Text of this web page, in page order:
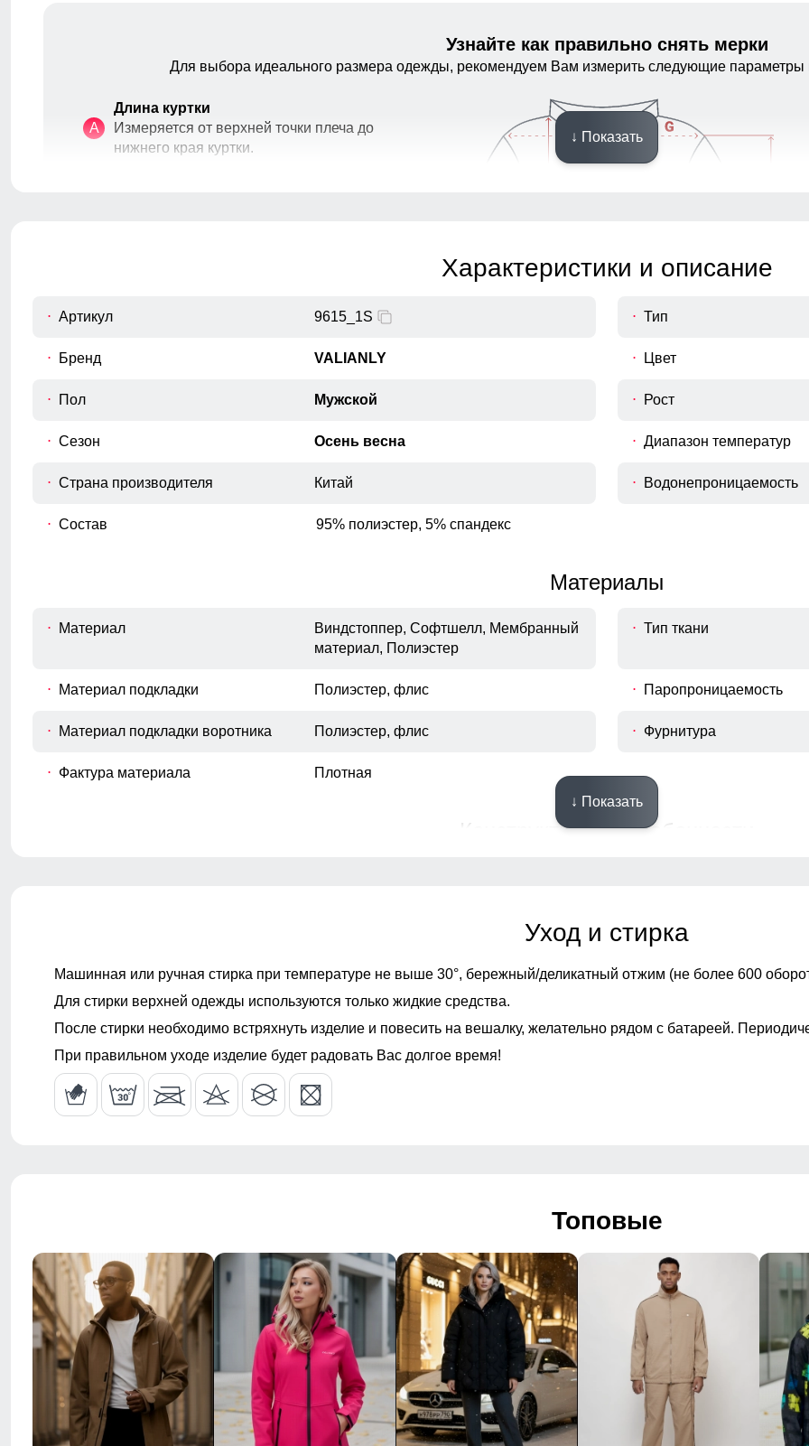
Узнайте как правильно снять мерки
Для выбора идеального размера одежды, рекомендуем Вам измерить следующие
A
Длина куртки
Измеряется от верхней точки плеча до
нижнего края куртки.
Измеряется вокруг самой широкой
части бедер и ягодиц.
↓ Показать
Характеристики и описание
Артикул 9615_1S
Бренд VALIANLY
Пол Мужской
Сезон Осень весна
Страна производителя Китай
Тип
Цвет
Рост
Диапазон температур
Водонепроницаемость
Состав 95% полиэстер, 5% спандекс
Материалы
Материал
Виндстоппер, Софтшелл, Мембранный
материал, Полиэстер
Материал подкладки Полиэстер, флис
Материал подкладки воротника Полиэстер, флис
Фактура материала Плотная
Тип ткани
Паропроницаемость
Фурнитура
Конструктивные особенности
Внутренние карманы Есть
влагозащитной молнии
Воротник Стояче-отложной
Опции капюшона
Декоративные
Внутренние швы
Дизайн и стиль
Стиль Повседневный, спортивный
Рисунок Однотонный, логотип, надписи
Коллекция Весна–осень 2026
Назначение Город, активный отдых, повседневная носка
↓ Показать
Уход и стирка
Машинная или ручная стирка при температуре не выше 30°, бережный/деликатный отжим (не более 600
Для стирки верхней одежды используются только жидкие средства.
После стирки необходимо встряхнуть изделие и повесить на вешалку, желательно рядом с батареей.
При правильном уходе изделие будет радовать Вас долгое время!
Топовые